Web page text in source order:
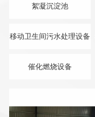
絮凝沉淀池
移动卫生间污水处理设备
催化燃烧设备